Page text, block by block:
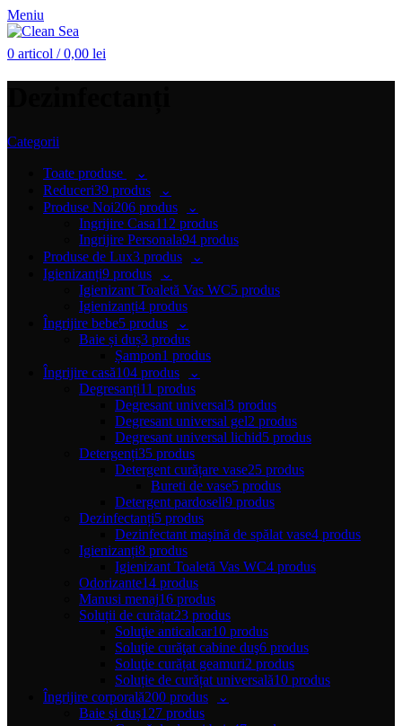
Meniu
0 articol / 0,00 lei
Categorii
Toate produse
Reduceri39 produs
Produse Noi206 produs
Ingrijire Casa112 produs
Ingrijire Personala94 produs
Produse de Lux3 produs
Igienizanți9 produs
Igienizant Toaletă Vas WC5 produs
Igienizanți4 produs
Îngrijire bebe5 produs
Baie și duș3 produs
Șampon1 produs
Îngrijire casă104 produs
Degresanți11 produs
Degresant universal3 produs
Degresant universal gel2 produs
Degresant universal lichid5 produs
Detergenți35 produs
Detergent curățare vase25 produs
Bureti de vase5 produs
Detergent pardoseli9 produs
Dezinfectanți5 produs
Dezinfectant maşină de spălat vase4 produs
Igienizanți8 produs
Igienizant Toaletă Vas WC4 produs
Odorizante14 produs
Manusi menaj16 produs
Soluții de curățat23 produs
Soluţie anticalcar10 produs
Soluţie curăţat cabine duş6 produs
Soluţie curățat geamuri2 produs
Soluție de curățat universală10 produs
Îngrijire corporală200 produs
Baie și duș127 produs